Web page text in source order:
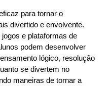
para tornar o
divertido e envolvente.
e plataformas de
podem desenvolver
lógico, resolução
se divertem no
maneiras de tornar a